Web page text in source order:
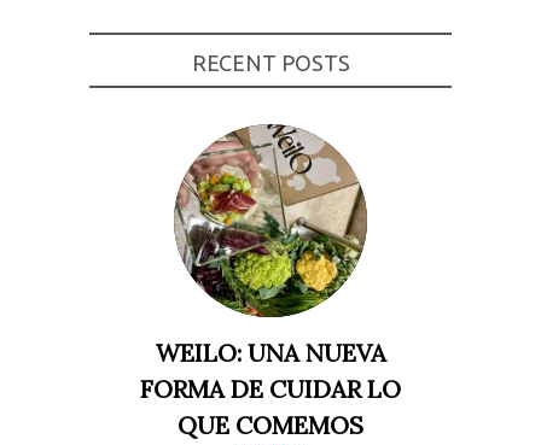
RECENT POSTS
WEILO: UNA NUEVA
FORMA DE CUIDAR LO
QUE COMEMOS